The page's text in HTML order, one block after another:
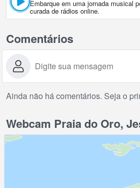
Embarque em uma jornada musical
curada de rádios online.
Comentários
Ainda não há comentários. Seja o
Webcam Praia do Oro,